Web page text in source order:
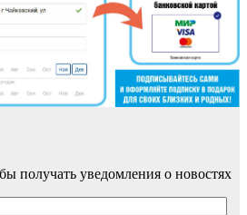
получать уведомления о новостях